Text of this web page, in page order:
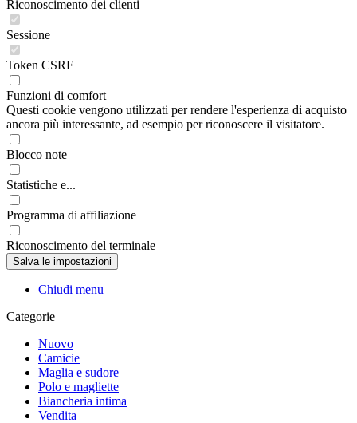
Riconoscimento dei clienti
Sessione
Token CSRF
Funzioni di comfort
Questi cookie vengono utilizzati per rendere l'esperienza di acquisto
ancora più interessante, ad esempio per riconoscere il visitatore.
Blocco note
Statistiche e...
Programma di affiliazione
Riconoscimento del terminale
Chiudi menu
Categorie
Nuovo
Camicie
Maglia e sudore
Polo e magliette
Biancheria intima
Vendita